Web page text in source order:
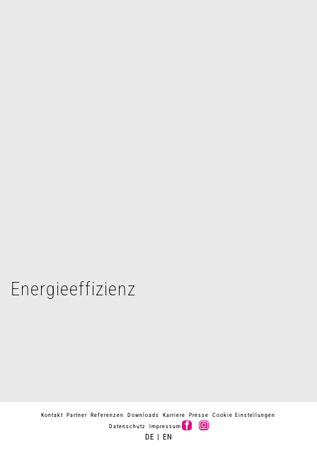
Energieeffizienz
Kontakt Partner Referenzen Downloads Karriere Presse
Cookie Einstellungen
Datenschutz
Impressum
DE | EN